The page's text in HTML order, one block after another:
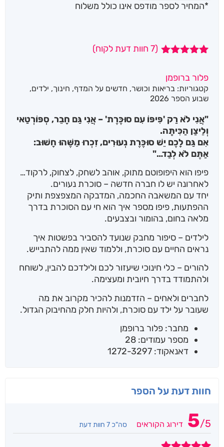
*המחיר לספר מודפס אינו כולל משלוח
מבוסס על
דירוגים של
לקוחות
(
7 חוות דעת לקוח)
פלור ברופמן
קטגוריות: בריאות וכושר, חדשים על המדף, חינוך, ילדים,
שבוע הספר 2026
"אֲנִי לֹא רַק 'פִּיפּוֹ עִם סוּכֶּרֶת' – אֲנִי גַּם חָבֵר, סְפּוֹרְטַאי
וְלֵיצַן הַכִּיתָּה.
אִם גַּם לָכֶם יֵשׁ סוּכֶּרֶת נְעוּרִים, זִכְרוּ מַשֶּׁהוּ חָשׁוּב:
אַתֶּם לֹא לְבַד…"
פיפו הוא היפופוטם מתוק, אוהב לשחק, לצחוק, לרקוד…
לאחרונה יש לו חברה חדשה – סוכרת נעורים.
יחד עם המשאבה החכמה, המדבקה המצפצפת ותיק
ההפתעות, פיפו מספר איך הוא חי עם הסוכרת בדרך
מלאה בחום, בהומור ובצבעים.
לילדים – סיפור מחבק שנועד להסביר בפשטות איך
נראים החיים עם סוכרת, וללמוד שאין ממה להתבייש.
להורים – כלי חינוכי שיעזור לכם ולילדכם להבין, לשוחח
ולהתמודד בדרך חיובית ומעצימה.
לחברים ולאחים – הזדמנות להכיר מקרוב את מה
שעובר על ילד עם סוכרת, ולהיות חלק מהחיבוק הגדול.
מחבר: פלור ברופמן
מספר עמודים: 28
דאנאקוד: 1272-3297
חוות דעת על הספר
5/5 דירוג הקוראים סה"כ 7 חוות דעת